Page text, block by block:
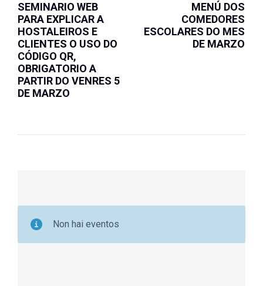
SEMINARIO WEB
PARA EXPLICAR A
HOSTALEIROS E
CLIENTES O USO DO
CÓDIGO QR,
OBRIGATORIO A
PARTIR DO VENRES 5
DE MARZO
MENÚ DOS
COMEDORES
ESCOLARES DO MES
DE MARZO
Non hai eventos